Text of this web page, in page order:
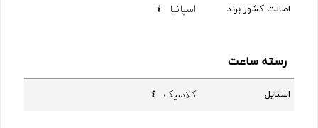
اصالت کشور برند اسپانیا
رسته ساعت
استایل کلاسیک